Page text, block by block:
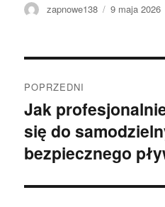
Autor
zapnowe138
Data
9 maja 2026
wpisu
POPRZEDNI
Poprzedni
wpis:
Jak
się do
bezpiecznego